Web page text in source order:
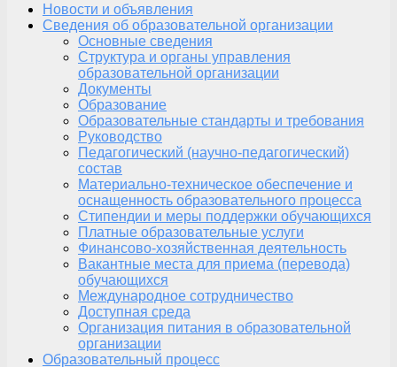
Новости и объявления
Сведения об образовательной организации
Основные сведения
Структура и органы управления
образовательной организации
Документы
Образование
Образовательные стандарты и требования
Руководство
Педагогический (научно-педагогический)
состав
Материально-техническое обеспечение и
оснащенность образовательного процесса
Стипендии и меры поддержки обучающихся
Платные образовательные услуги
Финансово-хозяйственная деятельность
Вакантные места для приема (перевода)
обучающихся
Международное сотрудничество
Доступная среда
Организация питания в образовательной
организации
Образовательный процесс